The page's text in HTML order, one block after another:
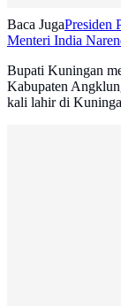
Baca JugaPresiden
Menteri India
Bupati Kuningan
Kabupaten
kali lahir di